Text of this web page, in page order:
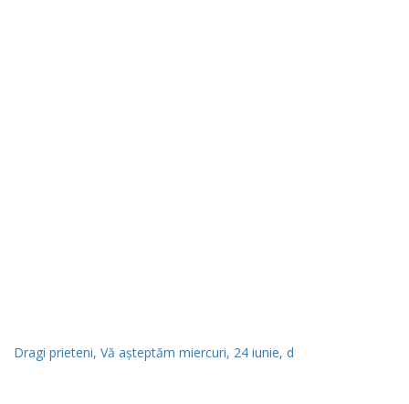
Dragi prieteni, Vă așteptăm miercuri, 24 iunie, d